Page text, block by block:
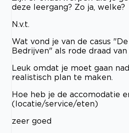
deze leergang? Zo ja, welke?
N.v.t.
Wat vond je van de casus
Bedrijven" als rode draad
Leuk omdat je moet gaan
realistisch plan te maken.
Hoe heb je de accomodatie
(locatie/service/eten)
zeer goed